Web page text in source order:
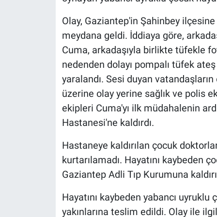
Olay, Gaziantep'in Şahinbey
meydana geldi. İddiaya göre,
Cuma, arkadaşıyla birlikte tüfekle
nedenden dolayı pompalı tüfek
yaralandı. Sesi duyan
üzerine olay yerine sağlık ve polis
ekipleri Cuma'yı ilk müdahalenin
Hastanesi'ne kaldırdı.
Hastaneye kaldırılan çocuk
kurtarılamadı. Hayatını kaybeden
Gaziantep Adli Tıp Kurumuna
Hayatını kaybeden yabancı
yakınlarına teslim edildi. Olay ile